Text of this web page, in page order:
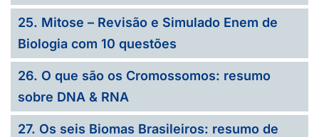
25. Mitose – Revisão e Simulado Enem de
Biologia com 10 questões
26. O que são os Cromossomos: resumo
sobre DNA & RNA
27. Os seis Biomas Brasileiros: resumo de